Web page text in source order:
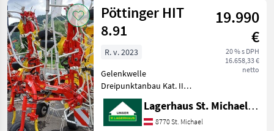
zber
objemových
krmív /
Pöttinger
Pöttinger HIT
8.91
19.990
€
20 % s DPH
16.658,33 €
netto
R. v. 2023
Gelenkwelle
Dreipunktanbau Kat. II
Durastar Zinken 10 mm
hydraulische
Vorgewendesteuerung
Lagerhaus St. Michael ob Leoben eGen
8770 St. Michael